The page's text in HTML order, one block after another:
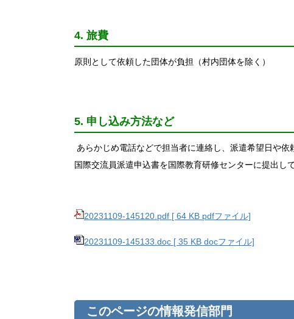
4. 旅費
原則として依頼した団体が負担（村内団体を除く）
5. 申し込み方法など
あらかじめ電話などで担当者に連絡し、派遣希望日や依
国際交流員派遣申込書を国際教育研修センターに提出し
20231109-145120.pdf [ 64 KB pdfファイル]
20231109-145133.doc [ 35 KB docファイル]
このページの情報発信部門